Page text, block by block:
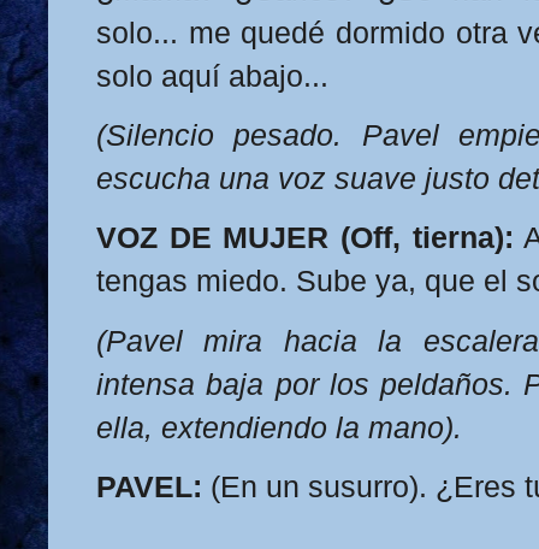
solo... me quedé dormido otra
solo aquí abajo...
(Silencio pesado. Pavel
escucha una voz suave justo
VOZ DE MUJER (Off, tierna):
tengas miedo. Sube ya, que el
(Pavel mira hacia la
intensa baja por los peldaños.
ella, extendiendo la mano).
PAVEL: (En un susurro). ¿Eres